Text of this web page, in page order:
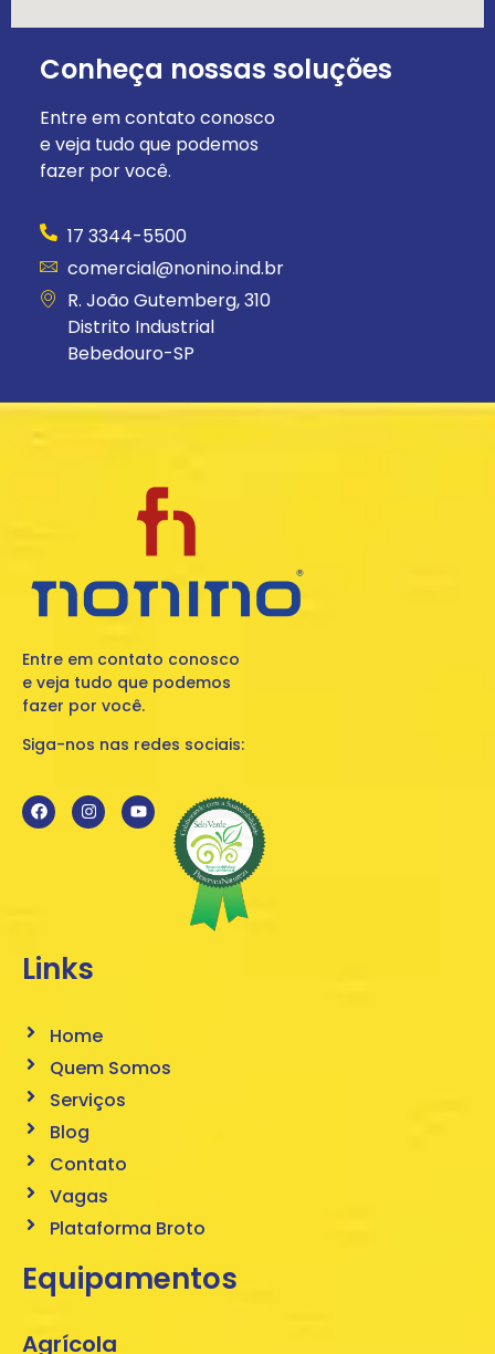
Conheça nossas soluções
Entre em contato conosco
e veja tudo que podemos
fazer por você.
17 3344-5500
comercial@nonino.ind.br
R. João Gutemberg, 310
Distrito Industrial
Bebedouro-SP
Entre em contato conosco
e veja tudo que podemos
fazer por você.
Siga-nos nas redes sociais:
Links
Home
Quem Somos
Serviços
Blog
Contato
Vagas
Plataforma Broto
Equipamentos
Agrícola